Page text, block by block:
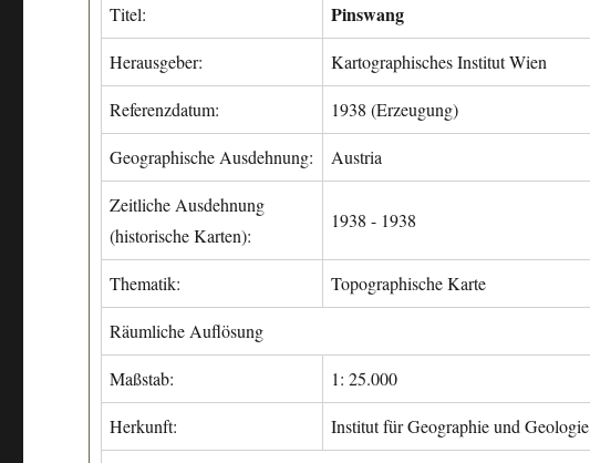
Titel: Pinswang
Herausgeber: Kartographisches Institut Wien
Referenzdatum: 1938 (Erzeugung)
Geographische Ausdehnung: Austria
Zeitliche Ausdehnung
(historische Karten):
1938 - 1938
Thematik: Topographische Karte
Räumliche Auflösung
Maßstab: 1: 25.000
Herkunft: Institut für Geographie und